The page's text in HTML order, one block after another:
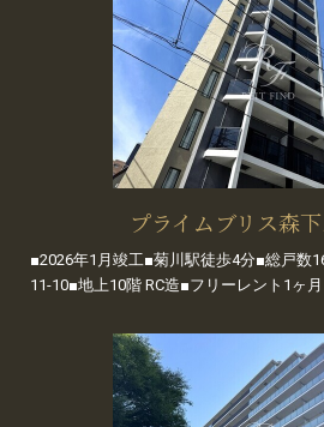
プライムブリス森
■2026年1月竣工■菊川駅徒歩4分■総戸数
11-10■地上10階 RC造■フリーレント1ヶ月